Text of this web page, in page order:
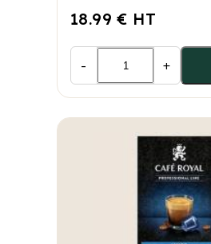
18.99 € HT
- +